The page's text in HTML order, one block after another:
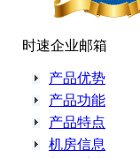
时速企业邮箱
产品优势
产品功能
产品特点
机房信息